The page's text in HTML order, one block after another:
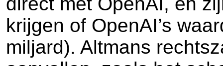
krijgen of OpenAI’s
miljard). Altmans